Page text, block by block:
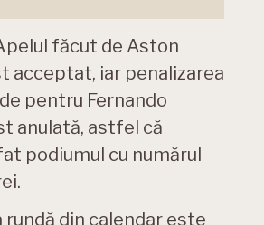
făcut de Aston
acceptat, iar penalizarea
pentru Fernando
anulată, astfel că
podiumul cu numărul
rundă din calendar este